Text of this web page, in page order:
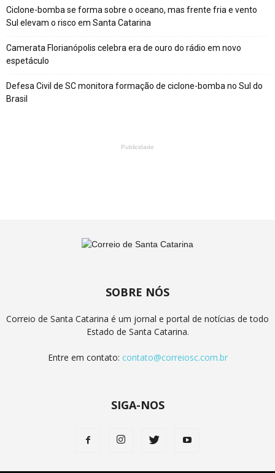
Ciclone-bomba se forma sobre o oceano, mas frente fria e vento
Sul elevam o risco em Santa Catarina
Camerata Florianópolis celebra era de ouro do rádio em novo
espetáculo
Defesa Civil de SC monitora formação de ciclone-bomba no Sul do
Brasil
Publicidade
SOBRE NÓS
Correio de Santa Catarina é um jornal e portal de notícias de todo
Estado de Santa Catarina.
Entre em contato: contato@correiosc.com.br
SIGA-NOS